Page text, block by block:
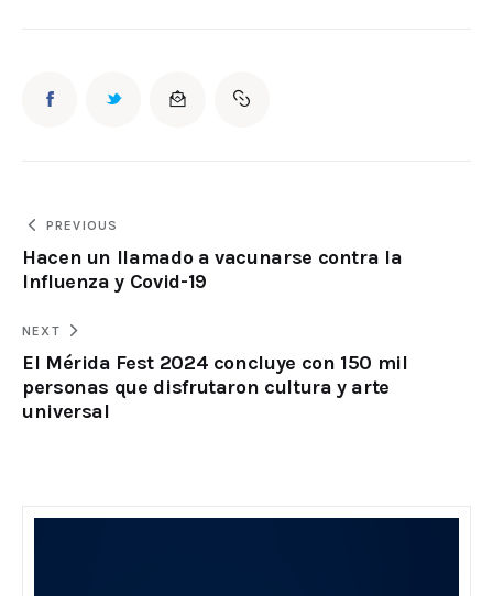
PREVIOUS
Hacen un llamado a vacunarse contra la
Influenza y Covid-19
NEXT
El Mérida Fest 2024 concluye con 150 mil
personas que disfrutaron cultura y arte
universal